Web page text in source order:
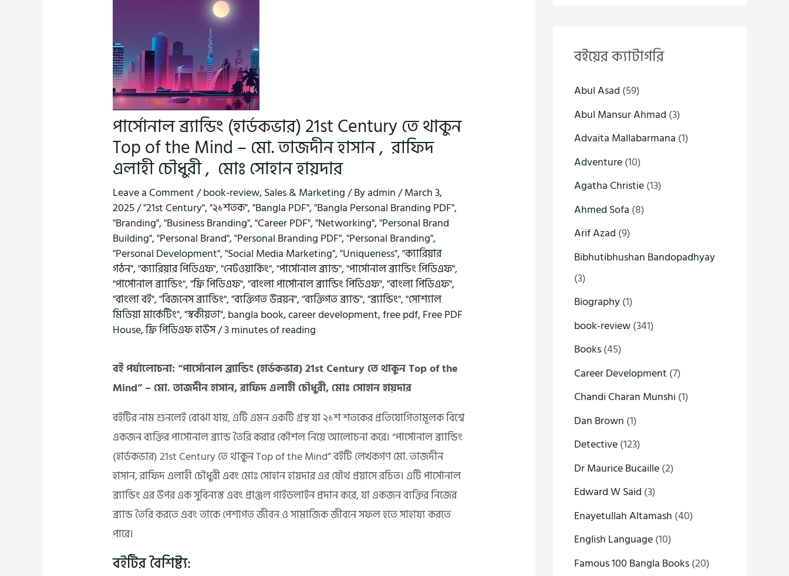
পার্সোনাল ব্র্যান্ডিং (হার্ডকভার) 21st Century তে থাকুন
Top of the Mind – মো. তাজদীন হাসান , রাফিদ
এলাহী চৌধুরী , মোঃ সোহান হায়দার
Leave a Comment/book-review,Sales & Marketing/ Byadmin/March 3,
2025/"21st Century","২১শতক","Bangla PDF","Bangla Personal Branding PDF",
"Branding","Business Branding","Career PDF","Networking","Personal Brand
Building","Personal Brand","Personal Branding PDF","Personal Branding",
"Personal Development","Social Media Marketing","Uniqueness","ক্যারিয়ার
গঠন","ক্যারিয়ার পিডিএফ","নেটওয়ার্কিং","পার্সোনাল ব্র্যান্ড","পার্সোনাল ব্র্যান্ডিং পিডিএফ",
"পার্সোনাল ব্র্যান্ডিং","ফ্রি পিডিএফ","বাংলা পার্সোনাল ব্র্যান্ডিং পিডিএফ","বাংলা পিডিএফ",
"বাংলা বই","বিজনেস ব্র্যান্ডিং","ব্যক্তিগত উন্নয়ন","ব্যক্তিগত ব্র্যান্ড","ব্র্যান্ডিং","সোশ্যাল
মিডিয়া মার্কেটিং","স্বকীয়তা",bangla book,career development,free pdf,Free PDF
House,ফ্রি পিডিএফ হাউস/3 minutes of reading
বই পর্যালোচনা: “পার্সোনাল ব্র্যান্ডিং (হার্ডকভার) 21st Century তে থাকুন Top of the
Mind” – মো. তাজদীন হাসান, রাফিদ এলাহী চৌধুরী, মোঃ সোহান হায়দার
বইটির নাম শুনলেই বোঝা যায়, এটি এমন একটি গ্রন্থ যা ২১শ শতকের প্রতিযোগিতামূলক বিশ্বে
একজন ব্যক্তির পার্সোনাল ব্র্যান্ড তৈরি করার কৌশল নিয়ে আলোচনা করে। “পার্সোনাল ব্র্যান্ডিং
(হার্ডকভার) 21st Century তে থাকুন Top of the Mind” বইটি লেখকগণ মো. তাজদীন
হাসান, রাফিদ এলাহী চৌধুরী এবং মোঃ সোহান হায়দার এর যৌথ প্রয়াসে রচিত। এটি পার্সোনাল
ব্র্যান্ডিং এর উপর এক সুবিন্যস্ত এবং প্রাঞ্জল গাইডলাইন প্রদান করে, যা একজন ব্যক্তির নিজের
ব্র্যান্ড তৈরি করতে এবং তাকে পেশাগত জীবন ও সামাজিক জীবনে সফল হতে সাহায্য করতে
পারে।
বইটির বৈশিষ্ট্য:
বইয়ের ক্যাটাগরি
Abul Asad (59)
Abul Mansur Ahmad (3)
Advaita Mallabarmana (1)
Adventure(10)
Agatha Christie(13)
Ahmed Sofa (8)
Arif Azad (9)
Bibhutibhushan Bandopadhyay
(3)
Biography(1)
book-review(341)
Books(45)
Career Development (7)
Chandi Charan Munshi (1)
Dan Brown (1)
Detective(123)
Dr Maurice Bucaille(2)
Edward W Said (3)
Enayetullah Altamash (40)
English Language(10)
Famous 100 Bangla Books(20)